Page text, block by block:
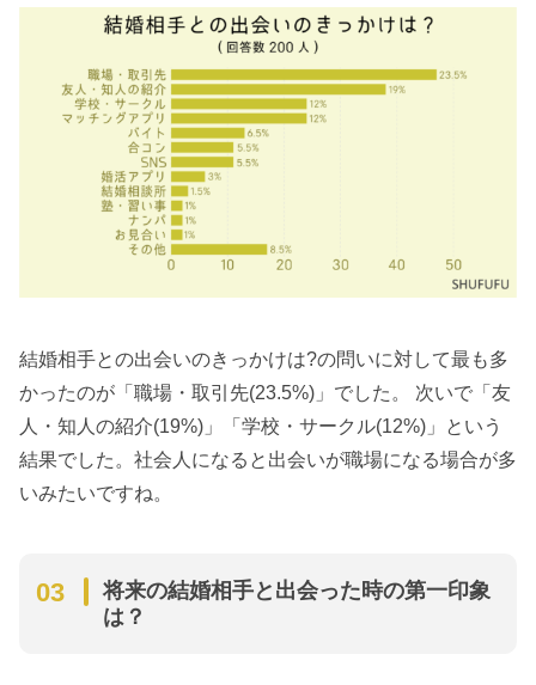
結婚相手との出会いのきっかけは?の問いに対して最も多
かったのが「職場・取引先(23.5%)」でした。 次いで「友
人・知人の紹介(19%)」「学校・サークル(12%)」という
結果でした。社会人になると出会いが職場になる場合が多
いみたいですね。
将来の結婚相手と出会った時の第一印象
は？